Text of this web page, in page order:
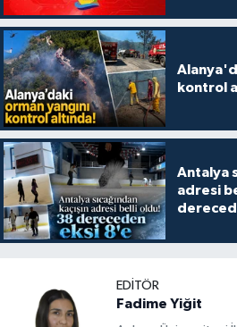
kontrol
Antalya
adresi
EDITÖR
Fadime Yiğit